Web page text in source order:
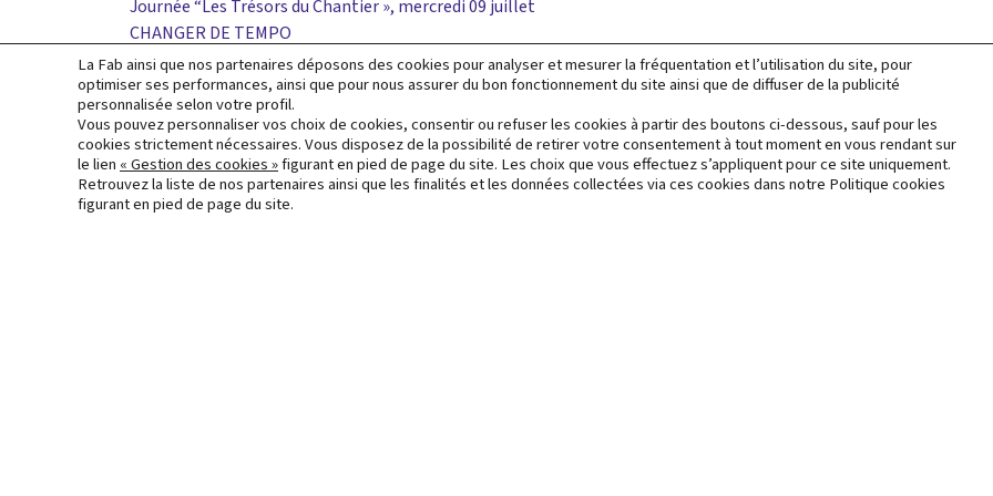
Navigation
de
l’article
Journée “Les Trésors du Chantier », mercredi 09 juillet
CHANGER DE TEMPO
L’opération d’aménagement Mérignac Soleil, plus grande opération de renaturation en France,
"Démonstrateurs de la Ville Durable", piloté par France 2030.
La Fab ainsi que nos partenaires déposons des cookies pour analyser et mesurer la fréquentation et l’utilisation du site, pour
optimiser ses performances, ainsi que pour nous assurer du bon fonctionnement du site ainsi que de diffuser de la publicité
personnalisée selon votre profil.
Vous pouvez personnaliser vos choix de cookies, consentir ou refuser les cookies à partir des boutons ci-dessous, sauf pour les
cookies strictement nécessaires. Vous disposez de la possibilité de retirer votre consentement à tout moment en vous rendant sur
le lien « Gestion des cookies »figurant en pied de page du site. Les choix que vous effectuez s’appliquent pour ce site uniquement.
Retrouvez la liste de nos partenaires ainsi que les finalités et les données collectées via ces cookies dans notre Politique cookies
figurant en pied de page du site.